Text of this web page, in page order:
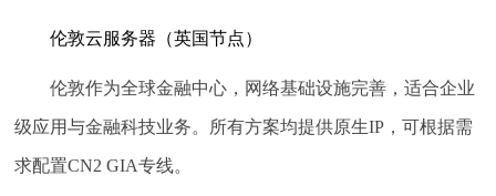
伦敦云服务器（英国节点）
伦敦作为全球金融中心，网络基础设施完善，适合企业
级应用与金融科技业务。所有方案均提供原生IP，可根据需
求配置CN2 GIA专线。